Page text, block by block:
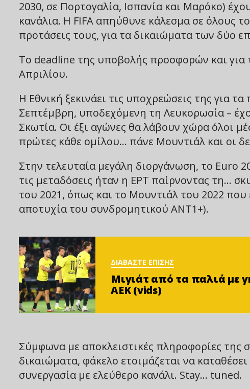
2030, σε Πορτογαλία, Ισπανία και Μαρόκο)
κανάλια. Η FIFA απηύθυνε κάλεσμα σε όλους
προτάσεις τους, για τα δικαιώματα των δύο
Το deadline της υποβολής προσφορών και για
Απριλίου.
Η Εθνική ξεκινάει τις υποχρεώσεις της για
Σεπτέμβρη, υποδεχόμενη τη Λευκορωσία –
Σκωτία. Οι έξι αγώνες θα λάβουν χώρα όλοι
πρώτες κάθε ομίλου… πάνε Μουντιάλ και οι
Στην τελευταία μεγάλη διοργάνωση, το Euro
τις μεταδόσεις ήταν η ΕΡΤ παίρνοντας τη…
του 2021, όπως και το Μουντιάλ του 2022
αποτυχία του συνδρομητικού ΑΝΤ1+).
ΔΙΑΒΑΣΤΕ ΕΠΙΣΗΣ
Μιγιάτ από τα παλιά με
ΑΕΚ (vids)
Σύμφωνα με αποκλειστικές πληροφορίες της
δικαιώματα, φάκελο ετοιμάζεται να
συνεργασία με ελεύθερο κανάλι. Stay… tuned.